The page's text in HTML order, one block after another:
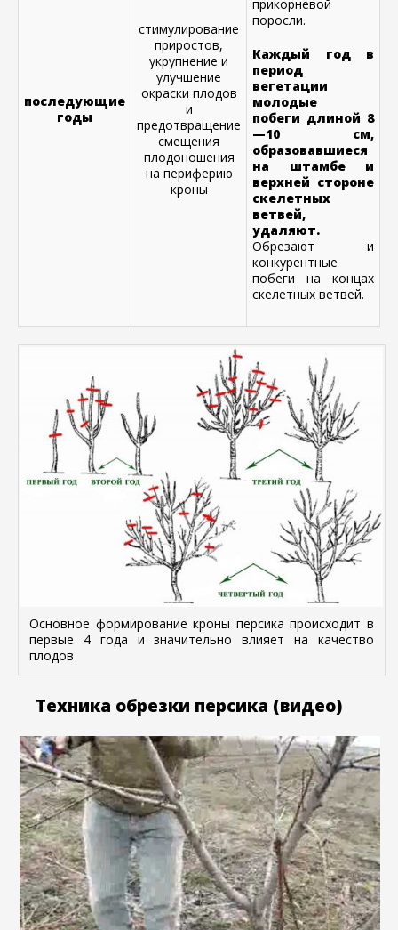
последующие
годы
стимулирование
приростов,
укрупнение и
улучшение
окраски плодов
и
предотвращение
смещения
плодоношения
на периферию
кроны
прикорневой
поросли.
Каждый год в
период
вегетации
молодые
побеги длиной 8
—10 см,
образовавшиеся
на штамбе и
верхней стороне
скелетных
ветвей,
удаляют.
Обрезают и
конкурентные
побеги на концах
скелетных ветвей.
Основное формирование кроны персика происходит в
первые 4 года и значительно влияет на качество
плодов
Техника обрезки персика (видео)